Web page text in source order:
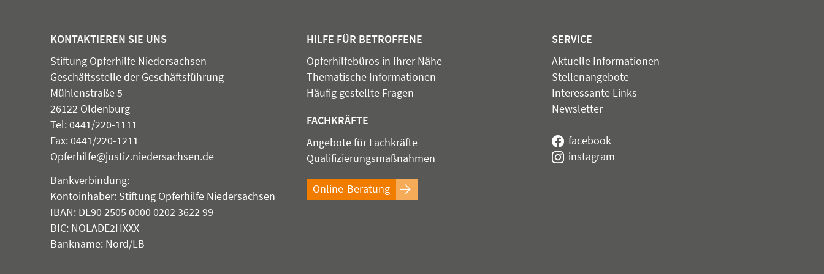
KONTAKTIEREN SIE UNS
Stiftung Opferhilfe Niedersachsen
Geschäftsstelle der Geschäftsführung
Mühlenstraße 5
26122 Oldenburg
Tel: 0441/220-1111
Fax: 0441/220-1211
Opferhilfe@justiz.niedersachsen.de
Bankverbindung:
Kontoinhaber: Stiftung Opferhilfe Niedersachsen
IBAN: DE90 2505 0000 0202 3622 99
BIC: NOLADE2HXXX
Bankname: Nord/LB
HILFE FÜR BETROFFENE
Opferhilfebüros in Ihrer Nähe
Thematische Informationen
Häufig gestellte Fragen
FACHKRÄFTE
Angebote für Fachkräfte
Qualifizierungsmaßnahmen
Online-Beratung
SERVICE
Aktuelle Informationen
Stellenangebote
Interessante Links
Newsletter
facebook
instagram
© 2019 Stiftung Opferhilfe Niedersachsen
Datenschutz